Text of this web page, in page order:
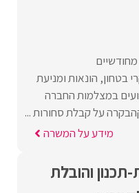
הונאות ומניעת
במצלמות החברה
על קבלת סחורות ...
מידע על המשרה
והובלת